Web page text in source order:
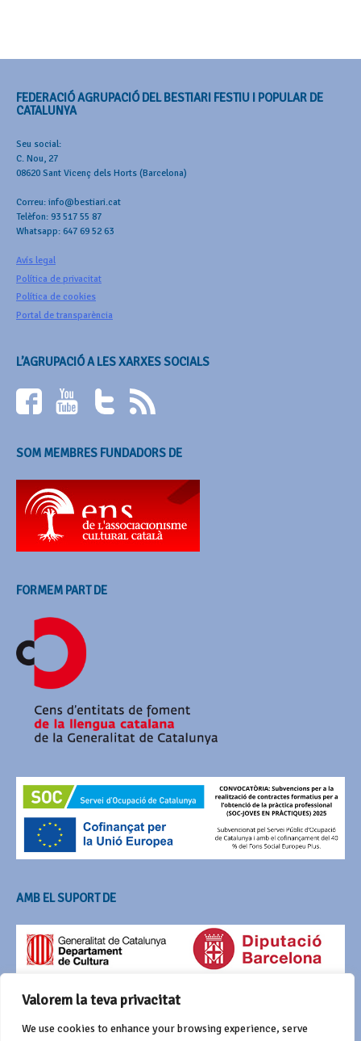
Valorem la teva privacitat
We use cookies to enhance your browsing experience, serve
FEDERACIÓ AGRUPACIÓ DEL BESTIARI FESTIU I POPULAR DE
CATALUNYA
Seu social:
C. Nou, 27
08620 Sant Vicenç dels Horts (Barcelona)
Correu: info@bestiari.cat
Telèfon: 93 517 55 87
Whatsapp: 647 69 52 63
Avís legal
Política de privacitat
Política de cookies
Portal de transparència
L’AGRUPACIÓ A LES XARXES SOCIALS
SOM MEMBRES FUNDADORS DE
FORMEM PART DE
AMB EL SUPORT DE